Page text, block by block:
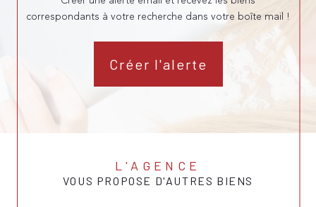
correspondants à votre recherche dans votre boîte mail !
Créer l'alerte
L'AGENCE
VOUS PROPOSE D'AUTRES BIENS